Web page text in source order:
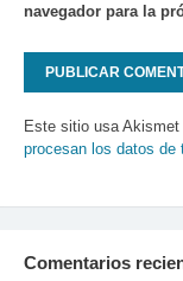
navegador para la
Este sitio usa
procesan los datos de
Comentarios